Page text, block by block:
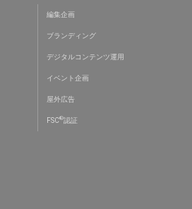
編集企画
ブランディング
デジタルコンテンツ運用
イベント企画
屋外広告
FSC®認証